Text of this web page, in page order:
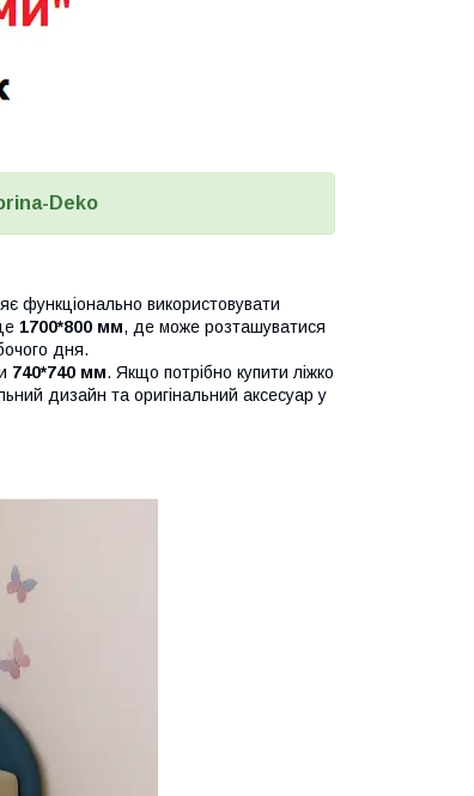
Deko
функціонально використовувати
1700*800 мм, де може розташуватися
дня.
740*740 мм. Якщо потрібно купити ліжко
дизайн та оригінальний аксесуар у